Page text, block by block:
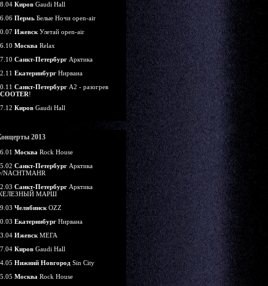
Киров Gaudi Hall
Пермь Белые Ночи open-air
Ижевск Улетай open-air
Москва Relax
Санкт-Петербург Арктика
Екатеринбург Нирвана
Санкт-Петербург А2 - разогрев
!
Киров Gaudi Hall
2013
Москва Rock House
Санкт-Петербург Арктика
NACHTMAHR
Санкт-Петербург Арктика
МАРШ
Челябинск OZZ
Екатеринбург Нирвана
Ижевск МЕГА
Киров Gaudi Hall
Нижний Новгород Sin City
Москва Rock House